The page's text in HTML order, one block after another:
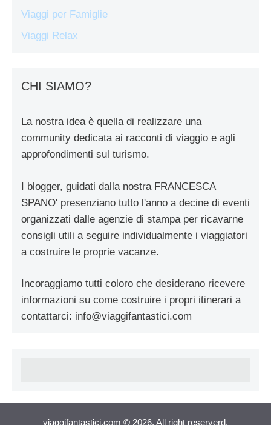
Viaggi per Famiglie
Viaggi Relax
CHI SIAMO?
La nostra idea è quella di realizzare una
community dedicata ai racconti di viaggio e agli
approfondimenti sul turismo.
I blogger, guidati dalla nostra FRANCESCA
SPANO' presenziano tutto l'anno a decine di eventi
organizzati dalle agenzie di stampa per ricavarne
consigli utili a seguire individualmente i viaggiatori
a costruire le proprie vacanze.
Incoraggiamo tutti coloro che desiderano ricevere
informazioni su come costruire i propri itinerari a
contattarci: info@viaggifantastici.com
viaggifantastici.com © 2026. All right reserverd.